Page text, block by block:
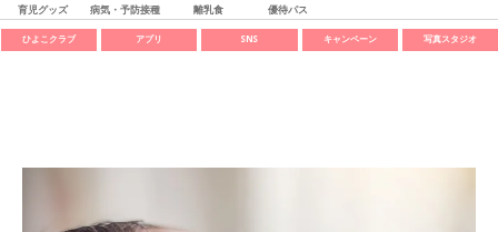
育児グッズ 病気・予防接種 離乳食 優待パス
ひよこクラブ アプリ SNS キャンペーン 写真スタジオ